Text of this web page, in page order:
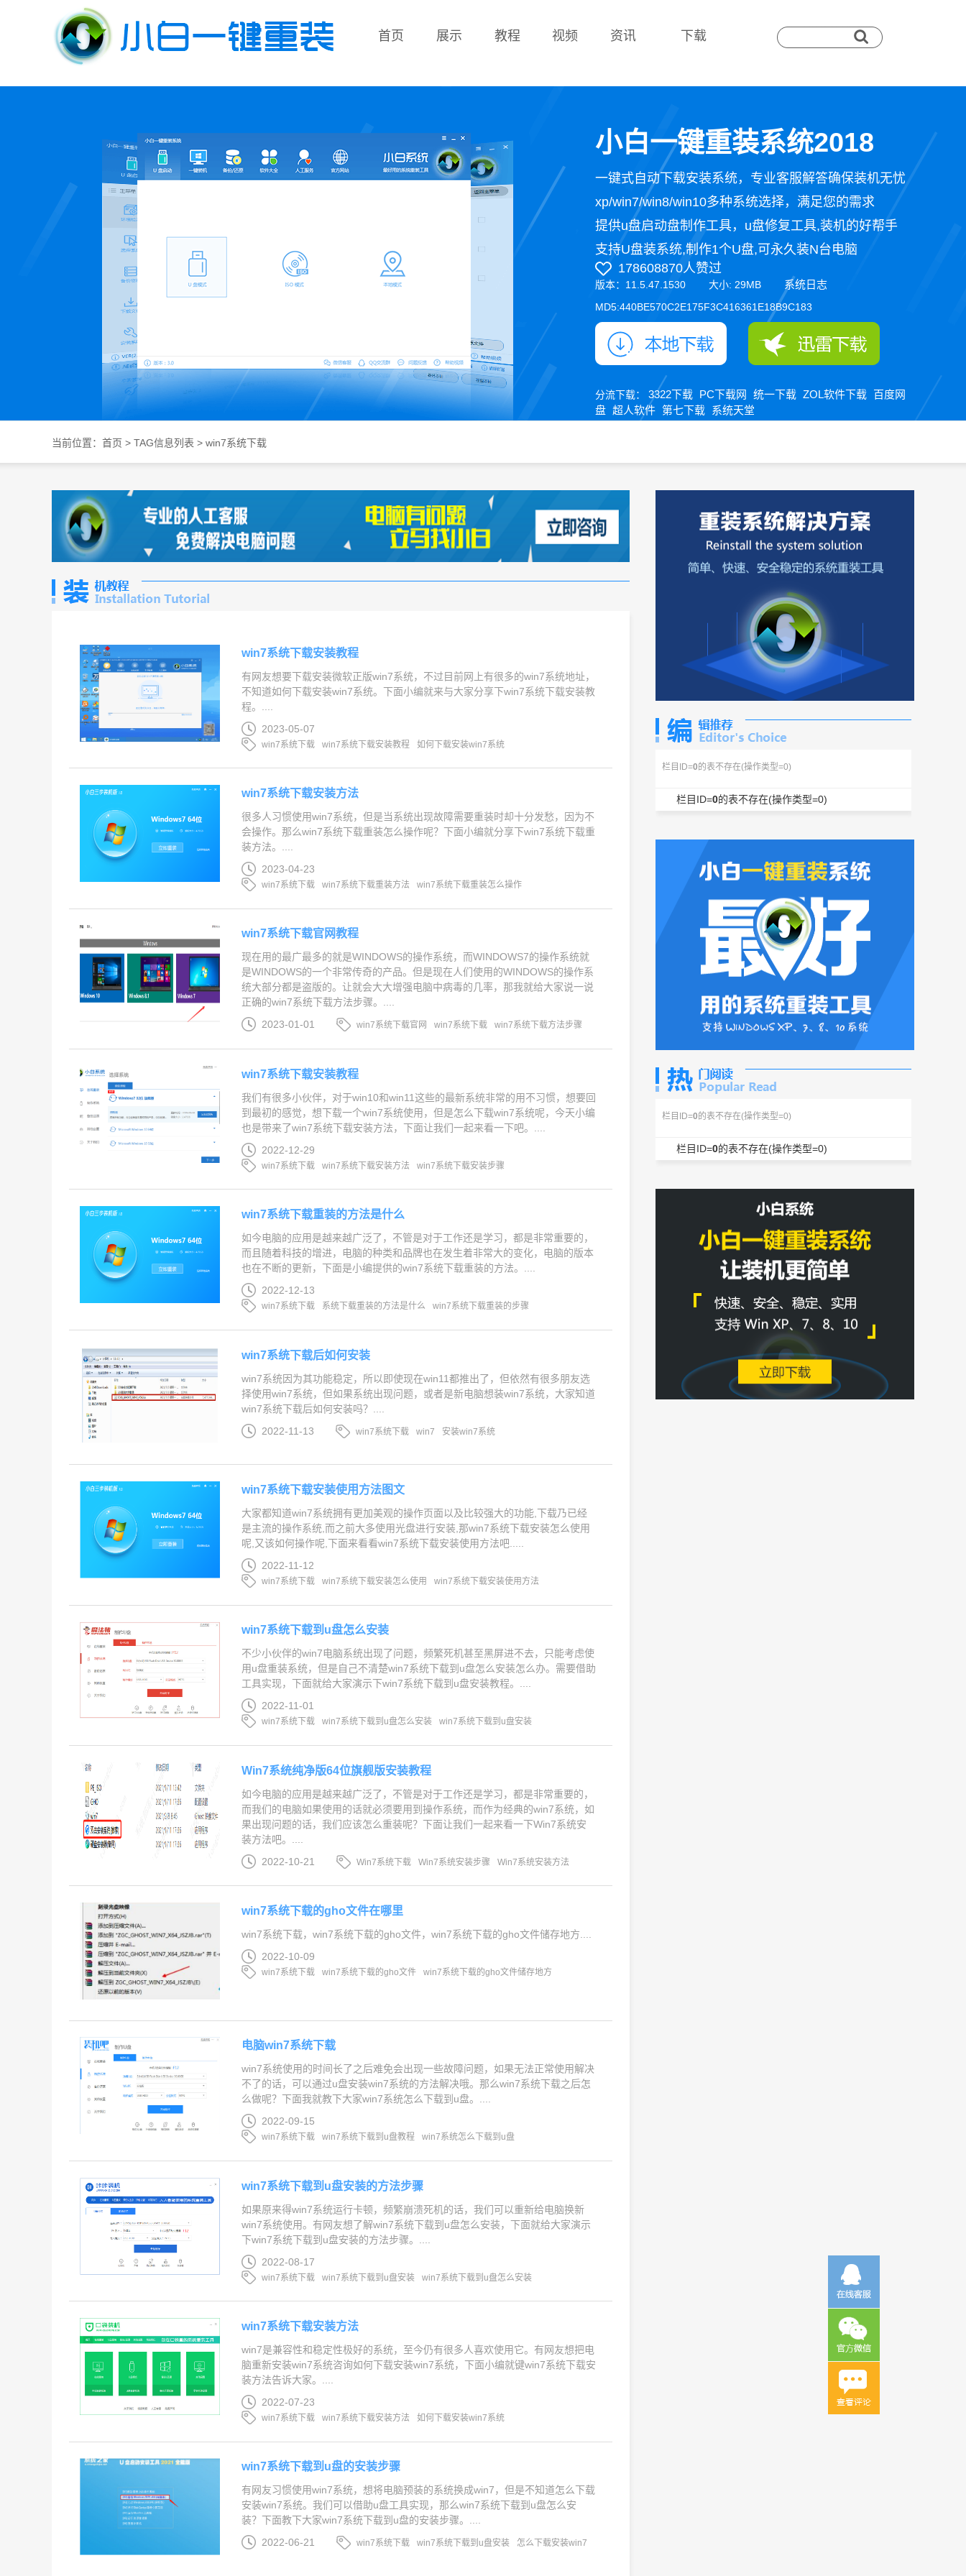
首页 展示 教程 视频 资讯 下载
小白一键重装系统2018
一键式自动下载安装系统，专业客服解答确保装机无忧
xp/win7/win8/win10多种系统选择，满足您的需求
提供u盘启动盘制作工具，u盘修复工具,装机的好帮手
支持U盘装系统,制作1个U盘,可永久装N台电脑
178608870人赞过
版本：11.5.47.1530 大小: 29MB 系统日志
MD5:440BE570C2E175F3C416361E18B9C183
分流下载： 3322下载 PC下载网 统一下载 ZOL软件下载 百度网
盘 超人软件 第七下载 系统天堂
当前位置： 首页 > TAG信息列表 > win7系统下载
win7系统下载安装教程
有网友想要下载安装微软正版win7系统，不过目前网上有很多的win7系统地址，
不知道如何下载安装win7系统。下面小编就来与大家分享下win7系统下载安装教
程。....
2023-05-07
win7系统下载 win7系统下载安装教程 如何下载安装win7系统
win7系统下载安装方法
很多人习惯使用win7系统，但是当系统出现故障需要重装时却十分发愁，因为不
会操作。那么win7系统下载重装怎么操作呢？下面小编就分享下win7系统下载重
装方法。....
2023-04-23
win7系统下载 win7系统下载重装方法 win7系统下载重装怎么操作
win7系统下载官网教程
现在用的最广最多的就是WINDOWS的操作系统，而WINDOWS7的操作系统就
是WINDOWS的一个非常传奇的产品。但是现在人们使用的WINDOWS的操作系
统大部分都是盗版的。让就会大大增强电脑中病毒的几率，那我就给大家说一说
正确的win7系统下载方法步骤。....
2023-01-01
win7系统下载官网 win7系统下载 win7系统下载方法步骤
win7系统下载安装教程
我们有很多小伙伴，对于win10和win11这些的最新系统非常的用不习惯，想要回
到最初的感觉，想下载一个win7系统使用，但是怎么下载win7系统呢，今天小编
也是带来了win7系统下载安装方法，下面让我们一起来看一下吧。....
2022-12-29
win7系统下载 win7系统下载安装方法 win7系统下载安装步骤
win7系统下载重装的方法是什么
如今电脑的应用是越来越广泛了，不管是对于工作还是学习，都是非常重要的，
而且随着科技的增进，电脑的种类和品牌也在发生着非常大的变化，电脑的版本
也在不断的更新，下面是小编提供的win7系统下载重装的方法。....
2022-12-13
win7系统下载 系统下载重装的方法是什么 win7系统下载重装的步骤
win7系统下载后如何安装
win7系统因为其功能稳定，所以即使现在win11都推出了，但依然有很多朋友选
择使用win7系统，但如果系统出现问题，或者是新电脑想装win7系统，大家知道
win7系统下载后如何安装吗？....
2022-11-13
win7系统下载 win7 安装win7系统
win7系统下载安装使用方法图文
大家都知道win7系统拥有更加美观的操作页面以及比较强大的功能,下载乃已经
是主流的操作系统,而之前大多使用光盘进行安装,那win7系统下载安装怎么使用
呢,又该如何操作呢,下面来看看win7系统下载安装使用方法吧.....
2022-11-12
win7系统下载 win7系统下载安装怎么使用 win7系统下载安装使用方法
win7系统下载到u盘怎么安装
不少小伙伴的win7电脑系统出现了问题，频繁死机甚至黑屏进不去，只能考虑使
用u盘重装系统，但是自己不清楚win7系统下载到u盘怎么安装怎么办。需要借助
工具实现，下面就给大家演示下win7系统下载到u盘安装教程。....
2022-11-01
win7系统下载 win7系统下载到u盘怎么安装 win7系统下载到u盘安装
Win7系统纯净版64位旗舰版安装教程
如今电脑的应用是越来越广泛了，不管是对于工作还是学习，都是非常重要的，
而我们的电脑如果使用的话就必须要用到操作系统，而作为经典的win7系统，如
果出现问题的话，我们应该怎么重装呢？下面让我们一起来看一下Win7系统安
装方法吧。....
2022-10-21
Win7系统下载 Win7系统安装步骤 Win7系统安装方法
win7系统下载的gho文件在哪里
win7系统下载，win7系统下载的gho文件，win7系统下载的gho文件储存地方....
2022-10-09
win7系统下载 win7系统下载的gho文件 win7系统下载的gho文件储存地方
电脑win7系统下载
win7系统使用的时间长了之后难免会出现一些故障问题，如果无法正常使用解决
不了的话，可以通过u盘安装win7系统的方法解决哦。那么win7系统下载之后怎
么做呢？下面我就教下大家win7系统怎么下载到u盘。....
2022-09-15
win7系统下载 win7系统下载到u盘教程 win7系统怎么下载到u盘
win7系统下载到u盘安装的方法步骤
如果原来得win7系统运行卡顿，频繁崩溃死机的话，我们可以重新给电脑换新
win7系统使用。有网友想了解win7系统下载到u盘怎么安装，下面就给大家演示
下win7系统下载到u盘安装的方法步骤。....
2022-08-17
win7系统下载 win7系统下载到u盘安装 win7系统下载到u盘怎么安装
win7系统下载安装方法
win7是兼容性和稳定性极好的系统，至今仍有很多人喜欢使用它。有网友想把电
脑重新安装win7系统咨询如何下载安装win7系统，下面小编就键win7系统下载安
装方法告诉大家。....
2022-07-23
win7系统下载 win7系统下载安装方法 如何下载安装win7系统
win7系统下载到u盘的安装步骤
有网友习惯使用win7系统，想将电脑预装的系统换成win7，但是不知道怎么下载
安装win7系统。我们可以借助u盘工具实现，那么win7系统下载到u盘怎么安
装？下面教下大家win7系统下载到u盘的安装步骤。....
2022-06-21
win7系统下载 win7系统下载到u盘安装 怎么下载安装win7
栏目ID=0 的表不存在(操作类型=0)
栏目ID=0的表不存在(操作类型=0)
栏目ID=0 的表不存在(操作类型=0)
栏目ID=0的表不存在(操作类型=0)